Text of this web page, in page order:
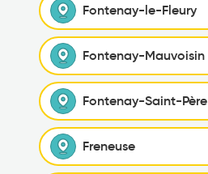
Fontenay-le-Fleury
Fontenay-Mauvoisin
Fontenay-Saint-Père
Freneuse